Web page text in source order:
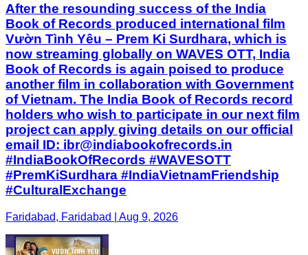
After the resounding success of the India
Book of Records produced international film
Vườn Tình Yêu – Prem Ki Surdhara, which is
now streaming globally on WAVES OTT, India
Book of Records is again poised to produce
another film in collaboration with Government
of Vietnam. The India Book of Records record
holders who wish to participate in our next film
project can apply giving details on our official
email ID: ibr@indiabookofrecords.in
#IndiaBookOfRecords #WAVESOTT
#PremKiSurdhara #IndiaVietnamFriendship
#CulturalExchange
Faridabad, Faridabad | Aug 9, 2026